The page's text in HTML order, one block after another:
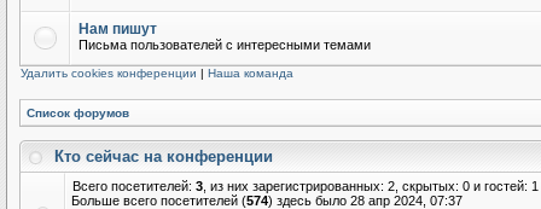
Нам пишут
Письма пользователей с интересными темами
Удалить cookies конференции | Наша команда
Список форумов
Кто сейчас на конференции
Всего посетителей: 3 , из них зарегистрированных: 2, скрытых: 0 и
Больше всего посетителей (574) здесь было 28 апр 2024, 07:37